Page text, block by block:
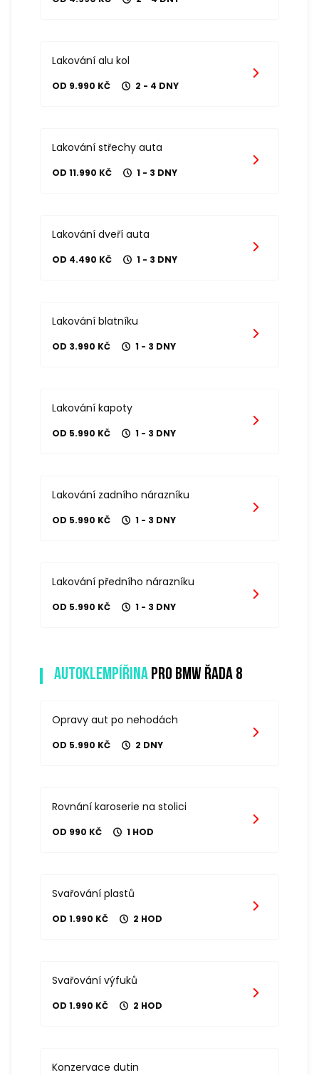
Lakování alu kol
OD 9.990 KČ 2 - 4 DNY
Lakování střechy auta
OD 11.990 KČ 1 - 3 DNY
Lakování dveří auta
OD 4.490 KČ 1 - 3 DNY
Lakování blatníku
OD 3.990 KČ 1 - 3 DNY
Lakování kapoty
OD 5.990 KČ 1 - 3 DNY
Lakování zadního nárazníku
OD 5.990 KČ 1 - 3 DNY
Lakování předního nárazníku
OD 5.990 KČ 1 - 3 DNY
Autoklempířina pro bmw řada 8
Opravy aut po nehodách
OD 5.990 KČ 2 DNY
Rovnání karoserie na stolici
OD 990 KČ 1 HOD
Svařování plastů
OD 1.990 KČ 2 HOD
Svařování výfuků
OD 1.990 KČ 2 HOD
Konzervace dutin